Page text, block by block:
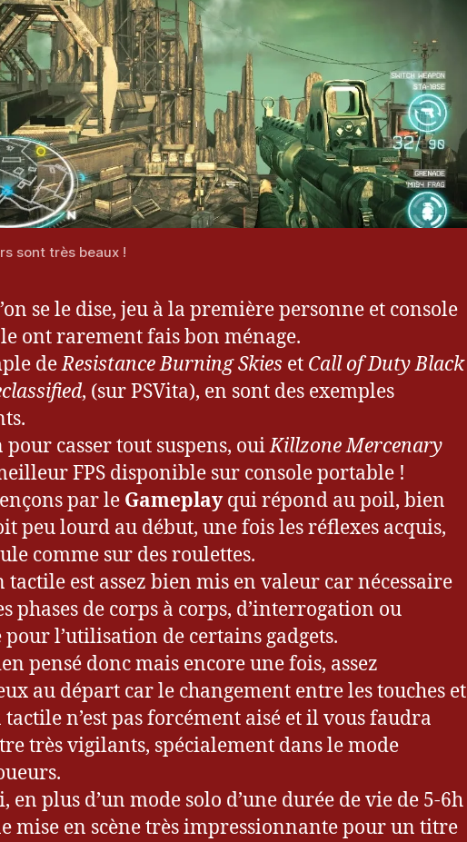
sont très beaux !
se le dise, jeu à la première personne et console
ont rarement fais bon ménage.
deResistance Burning Skies et Call of Duty Black
, (sur PSVita), en sont des exemples
pour casser tout suspens, ouiKillzone Mercenary
FPS disponible sur console portable !
par le Gameplayqui répond au poil, bien
peu lourd au début, une fois les réflexes acquis,
comme sur des roulettes.
tactile est assez bien mis en valeur car nécessaire
phases de corps à corps, d’interrogation ou
pour l’utilisation de certains gadgets.
pensé donc mais encore une fois, assez
au départ car le changement entre les touches et
tactile n’est pas forcément aisé et il vous faudra
très vigilants, spécialement dans le mode
en plus d’un mode solo d’une durée de vie de 5-6h
mise en scène très impressionnante pour un titre